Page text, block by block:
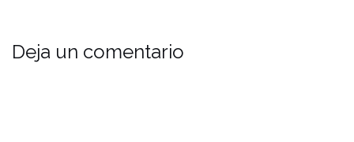
Deja un comentario